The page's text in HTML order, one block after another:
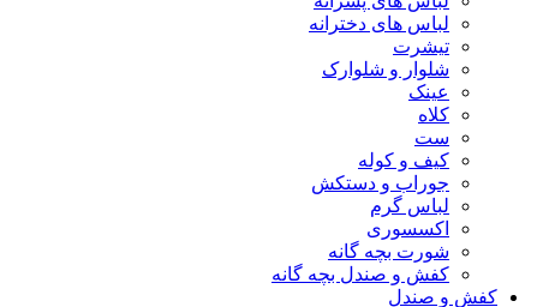
لباس های دخترانه
تیشرت
شلوار و شلوارک
عینک
کلاه
ست
کیف و کوله
جوراب و دستکش
لباس گرم
اکسسوری
شورت بچه گانه
کفش و صندل بچه گانه
کفش و صندل